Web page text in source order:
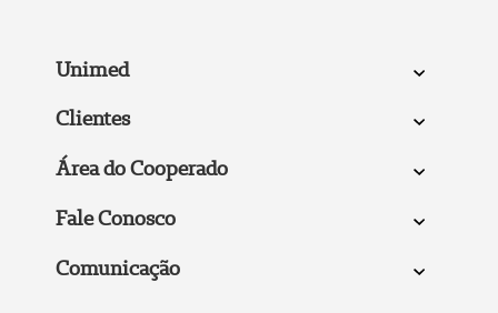
Unimed
Clientes
Área do Cooperado
Fale Conosco
Comunicação